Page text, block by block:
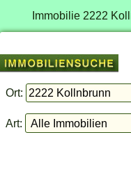
Immobilie 2222
Ort:
Art: